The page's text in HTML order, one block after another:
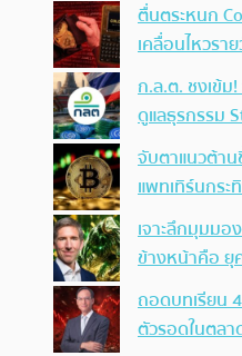
ตื่นตระหนก
เคลื่อนไหวรา
ก.ล.ต. ชงเข้
ดูแลธุรกรรม
จับตาแนวต้า
แพทเทิร์นกร
เจาะลึกมุมมอ
ข้างหน้าคือ ยุ
ถอดบทเรียน
ตัวรอดในตล